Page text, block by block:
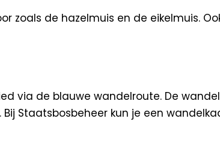
zoals de hazelmuis en de eikelmuis.
via de blauwe wandelroute. De
. Bij Staatsbosbeheer kun je een